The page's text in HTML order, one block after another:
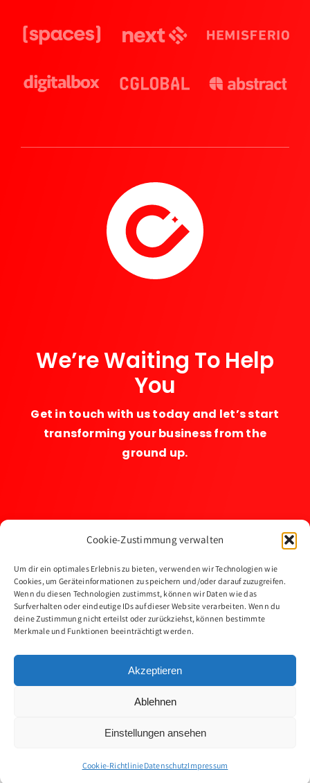
Cookie-Zustimmung verwalten
Um dir ein optimales Erlebnis zu bieten, verwenden wir Technologien wie
Cookies, um Geräteinformationen zu speichern und/oder darauf zuzugreifen.
Wenn du diesen Technologien zustimmst, können wir Daten wie das
Surfverhalten oder eindeutige IDs auf dieser Website verarbeiten. Wenn du
deine Zustimmung nicht erteilst oder zurückziehst, können bestimmte
Merkmale und Funktionen beeinträchtigt werden.
Akzeptieren
Ablehnen
Einstellungen ansehen
Cookie-RichtlinieDatenschutzImpressum
We’re Waiting To Help
You
Get in touch with us today and let’s start
transforming your business from the
ground up.
BOOK A CONSULTATION
Rights Reserved |Impressum|Datenschutz